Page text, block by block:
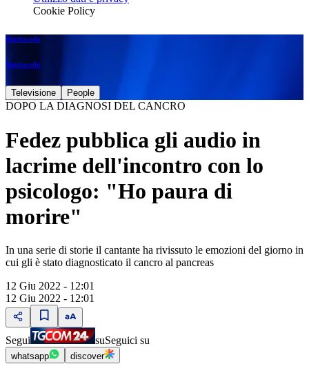
Cookie Policy
Spettacolo
Spettacolo
Televisione People
DOPO LA DIAGNOSI DEL CANCRO
Fedez pubblica gli audio in
lacrime dell'incontro con lo
psicologo: "Ho paura di
morire"
In una serie di storie il cantante ha rivissuto le emozioni del giorno in
cui gli è stato diagnosticato il cancro al pancreas
12 Giu 2022 - 12:01
12 Giu 2022 - 12:01
Segui suSeguici su
whatsapp discover